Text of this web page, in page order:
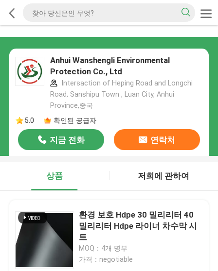
Anhui Wanshengli Environmental
Protection Co., Ltd
Intersaction of Heping Road and Longchi
Road, Sanshipu Town , Luan City, Anhui
Province,중국
5.0
확인된 공급자
지금 전화 연락처
상품 저희에 관하여
환경 보호 Hdpe 30 밀리리터 40
밀리리터 Hdpe 라이너 차수막 시
트
MOQ：4개 명부
가격：negotiable